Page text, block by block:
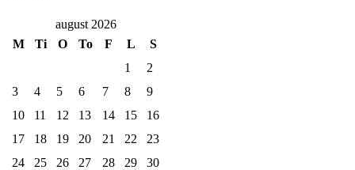
august 2026
M
Ti O To F L
S
1
2
3
4 5 6 7 8
9
10
11 12 13 14 15
16
17
18 19 20 21 22
23
24
25 26 27 28 29
30